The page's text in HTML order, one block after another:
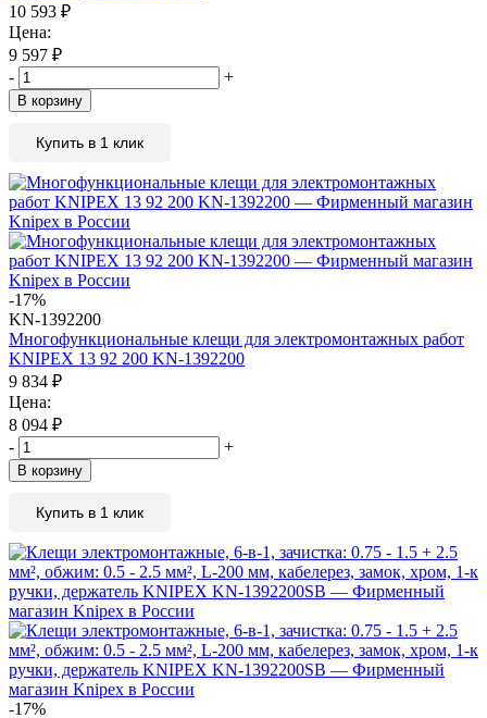
10 593 ₽
Цена:
9 597 ₽
-
+
В корзину
Купить в 1 клик
-17%
KN-1392200
Многофункциональные клещи для электромонтажных работ
KNIPEX 13 92 200 KN-1392200
9 834 ₽
Цена:
8 094 ₽
-
+
В корзину
Купить в 1 клик
-17%